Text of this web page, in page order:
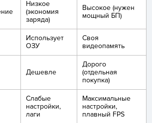
Низкое
(экономия
заряда)
Высокое (нужен
мощный БП)
Использует
ОЗУ
Своя
видеопамять
Дешевле
Дорого
(отдельная
покупка)
Слабые
настройки,
лаги
Максимальные
настройки,
плавный FPS